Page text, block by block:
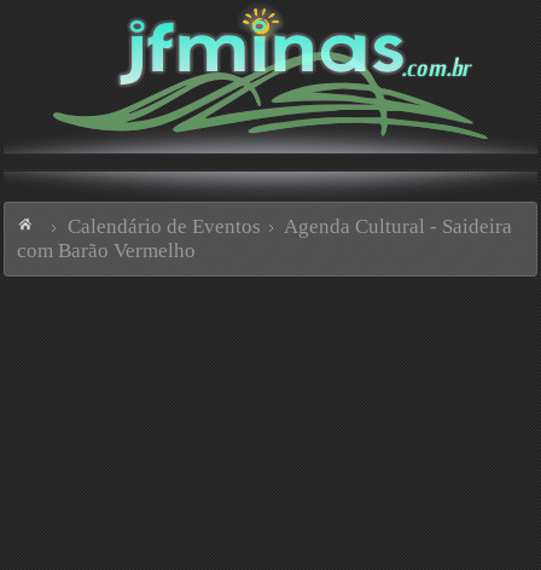
Calendário de Eventos
Agenda Cultural - Saideira
com Barão Vermelho